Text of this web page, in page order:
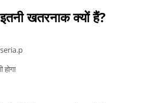
खतरनाक क्यों हैं?